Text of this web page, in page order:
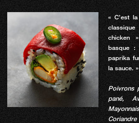
« C’est
chicken
basque :
paprika
la sauce. »
Poivrons
pané,
Coriandre